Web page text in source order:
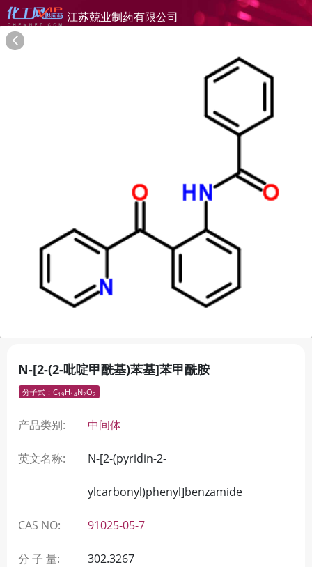
江苏兢业制药有限公司
供应商合作
N-[2-(2-吡啶甲酰基)苯基]苯甲酰胺
分子式：C19H14N2O2
产品类别: 中间体
英文名称: N-[2-(pyridin-2-
ylcarbonyl)phenyl]benzamide
CAS NO: 91025-05-7
分 子 量: 302.3267